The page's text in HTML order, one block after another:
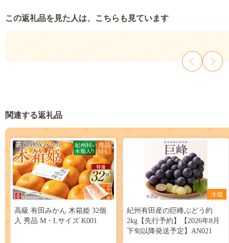
この返礼品を見た人は、こちらも見ています
関連する返礼品
高級 有田みかん 木箱姫 32個
入 秀品 M・Lサイズ K001
冷蔵
紀州有田産の巨峰ぶどう約
2kg【先行予約】【2026年8月
下旬以降発送予定】AN021